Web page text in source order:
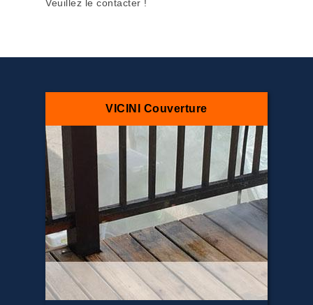
Veuillez le contacter !
VICINI Couverture